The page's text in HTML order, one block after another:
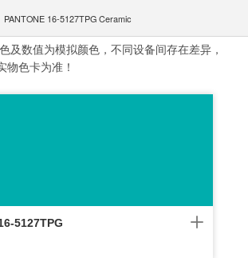
PANTONE 16-5127TPG Ceramic
及数值为模拟颜色，不同设备间存在差异，
物色卡为准！
5127TPG